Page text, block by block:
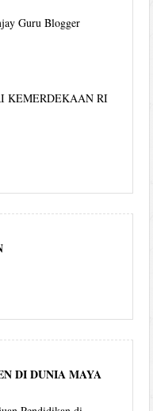
Guru Blogger
KEMERDEKAAN RI
DI DUNIA MAYA